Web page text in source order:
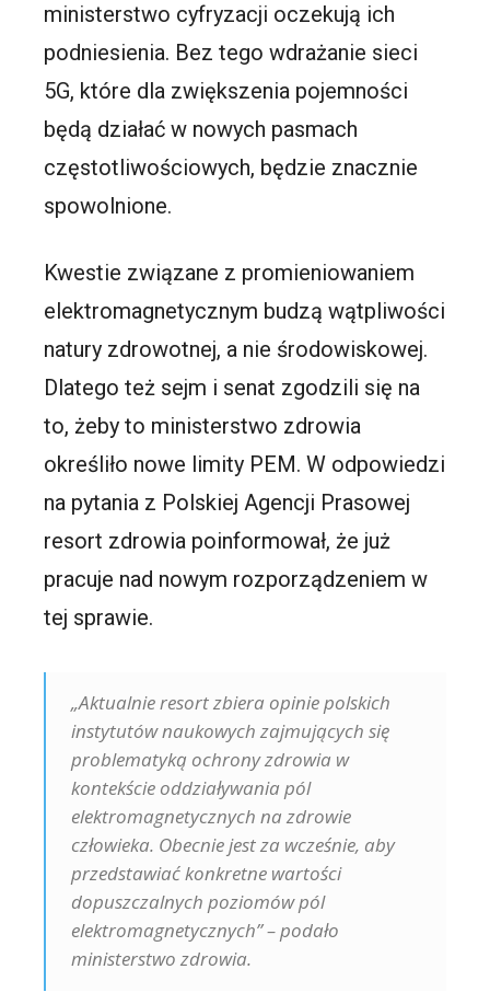
ministerstwo cyfryzacji oczekują ich
podniesienia. Bez tego wdrażanie sieci
5G, które dla zwiększenia pojemności
będą działać w nowych pasmach
częstotliwościowych, będzie znacznie
spowolnione.
Kwestie związane z promieniowaniem
elektromagnetycznym budzą wątpliwości
natury zdrowotnej, a nie środowiskowej.
Dlatego też sejm i senat zgodzili się na
to, żeby to ministerstwo zdrowia
określiło nowe limity PEM. W odpowiedzi
na pytania z Polskiej Agencji Prasowej
resort zdrowia poinformował, że już
pracuje nad nowym rozporządzeniem w
tej sprawie.
„Aktualnie resort zbiera opinie polskich
instytutów naukowych zajmujących się
problematyką ochrony zdrowia w
kontekście oddziaływania pól
elektromagnetycznych na zdrowie
człowieka. Obecnie jest za wcześnie, aby
przedstawiać konkretne wartości
dopuszczalnych poziomów pól
elektromagnetycznych” – podało
ministerstwo zdrowia.